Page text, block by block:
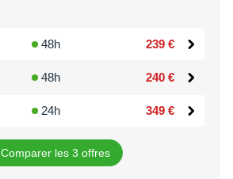
48h 239 €
48h 240 €
24h 349 €
Comparer les 3 offres